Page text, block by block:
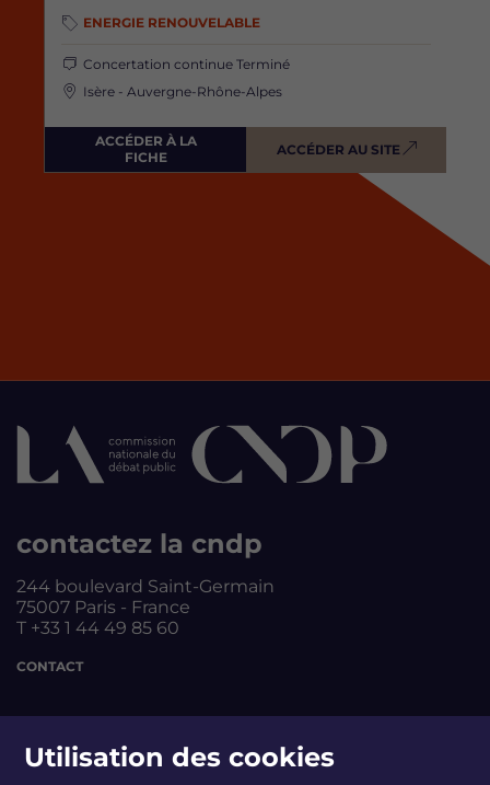
Utilisation des cookies
ENERGIE RENOUVELABLE
Concertation continue Terminé
Isère - Auvergne-Rhône-Alpes
ACCÉDER À LA
FICHE
ACCÉDER AU SITE
contactez la cndp
244 boulevard Saint-Germain
75007 Paris - France
T +33 1 44 49 85 60
CONTACT